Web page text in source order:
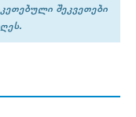
შეკვეთები